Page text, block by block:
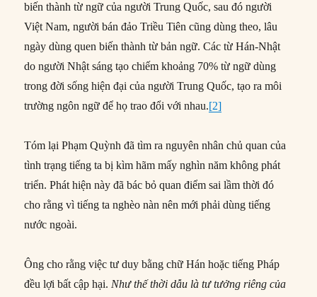
biến thành từ ngữ của người Trung Quốc, sau đó người
Việt Nam, người bán đảo Triều Tiên cũng dùng theo, lâu
ngày dùng quen biến thành từ bản ngữ. Các từ Hán-Nhật
do người Nhật sáng tạo chiếm khoảng 70% từ ngữ dùng
trong đời sống hiện đại của người Trung Quốc, tạo ra môi
trường ngôn ngữ để họ trao đổi với nhau.[2]
Tóm lại Phạm Quỳnh đã tìm ra nguyên nhân chủ quan của
tình trạng tiếng ta bị kìm hãm mấy nghìn năm không phát
triển. Phát hiện này đã bác bỏ quan điểm sai lầm thời đó
cho rằng vì tiếng ta nghèo nàn nên mới phải dùng tiếng
nước ngoài.
Ông cho rằng việc tư duy bằng chữ Hán hoặc tiếng Pháp
đều lợi bất cập hại. Như thế thời dẫu là tư tưởng riêng của